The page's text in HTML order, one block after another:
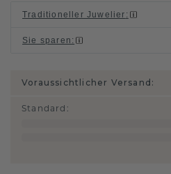
Traditioneller Juwelier :
Sie sparen :
Voraussichtlicher Versand:
Standard :